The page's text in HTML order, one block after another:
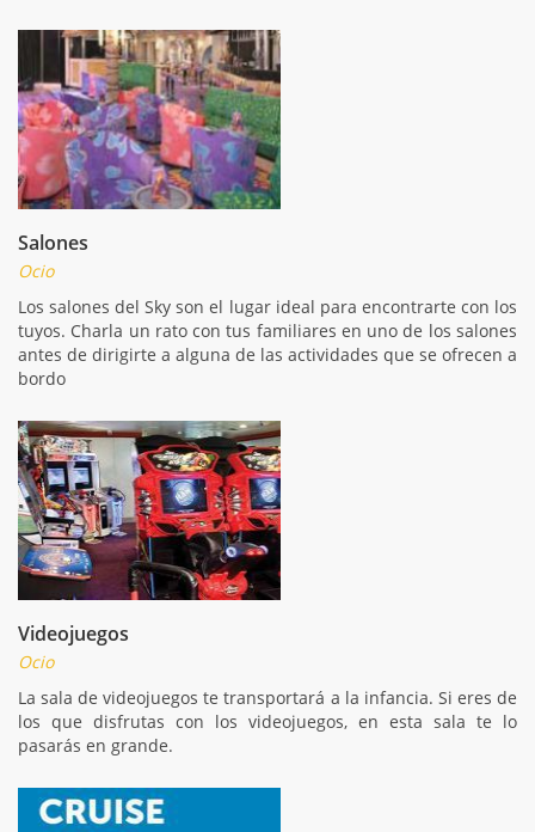
Salones
Ocio
Los salones del Sky son el lugar ideal para encontrarte con los
tuyos. Charla un rato con tus familiares en uno de los salones
antes de dirigirte a alguna de las actividades que se ofrecen a
bordo
Videojuegos
Ocio
La sala de videojuegos te transportará a la infancia. Si eres de
los que disfrutas con los videojuegos, en esta sala te lo
pasarás en grande.